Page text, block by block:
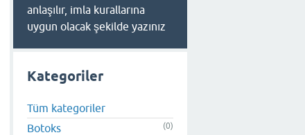
anlaşılır, imla kurallarına
uygun olacak şekilde yazınız
Kategoriler
Tüm kategoriler
Botoks
(0)